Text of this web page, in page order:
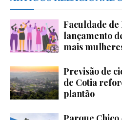
Faculdade de
lançamento
mais
Previsão de
de Cotia
plantão